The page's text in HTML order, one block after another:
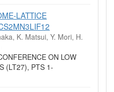
LATTICE
K. Matsui, Y. Mori, H.
ON LOW
(LT27), PTS 1-